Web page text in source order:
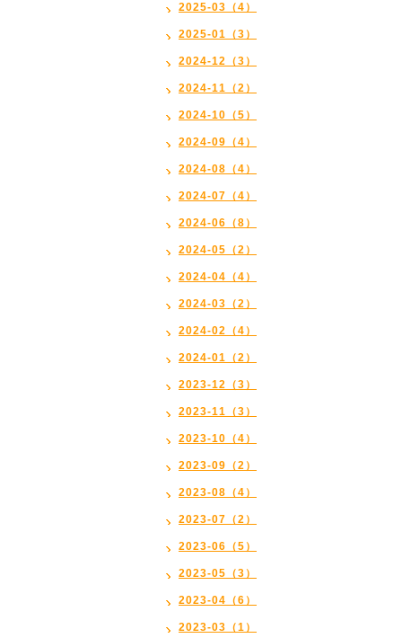
2025-03（4）
2025-01（3）
2024-12（3）
2024-11（2）
2024-10（5）
2024-09（4）
2024-08（4）
2024-07（4）
2024-06（8）
2024-05（2）
2024-04（4）
2024-03（2）
2024-02（4）
2024-01（2）
2023-12（3）
2023-11（3）
2023-10（4）
2023-09（2）
2023-08（4）
2023-07（2）
2023-06（5）
2023-05（3）
2023-04（6）
2023-03（1）